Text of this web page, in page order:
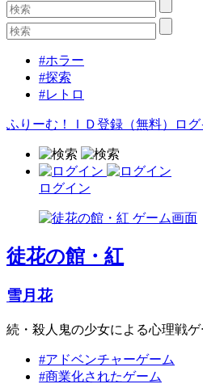
#ホラー
#探索
#レトロ
ふりーむ！ＩＤ登録（無料） ロ
ログイン
徒花の館・紅
雪月花
続・殺人鬼の少女による心理戦ゲ
#アドベンチャーゲーム
#商業化されたゲーム